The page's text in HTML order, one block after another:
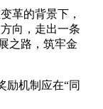
革的背景下，
向，走出一条
之路，筑牢金
励机制应在“同